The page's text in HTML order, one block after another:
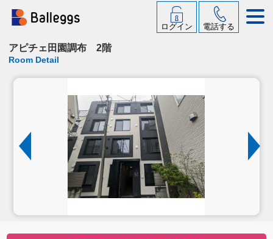
ログイン 電話する
アピチェ田園調布 2階
Room Detail